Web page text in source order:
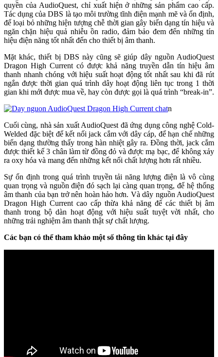
quyền của AudioQuest, chỉ xuất hiện ở những sản phẩm cao cấp.
Tác dụng của DBS là tạo môi trường tĩnh điện mạnh mẽ và ổn định,
để loại bỏ những hiện tượng chễ thời gian gây biến dạng tín hiệu và
ngăn chặn hiệu quả nhiễu ồn radio, đảm bảo đem đến những tín
hiệu điện năng tốt nhất đến cho thiết bị âm thanh.
Mặt khác, thiết bị DBS này cũng sẽ giúp dây nguồn AudioQuest
Dragon High Current có được khả năng truyền dẫn tín hiệu âm
thanh nhanh chóng với hiệu suất hoạt động tốt nhất sau khi đã rút
ngắn được thời gian quá trình dây hoạt động liên tục trong 1 thời
gian khi mới được mua về, hay còn được gọi là quá trình “break-in”.
n
Cuối cùng, nhà sản xuất AudioQuest đã ứng dụng công nghệ Cold-
Welded đặc biệt để kết nối jack cắm với dây cáp, để hạn chế những
biến dạng thường thấy trong hàn nhiệt gây ra. Đồng thời, jack cắm
được thiết kế 3 chân làm từ đồng đỏ và được mạ bạc, để không xảy
ra oxy hóa và mang đến những kết nối chất lượng hơn rất nhiều.
Sự ổn định trong quá trình truyền tải năng lượng điện là vô cùng
quan trọng và nguồn điện đó sạch lại càng quan trọng, để hệ thống
âm thanh của bạn trở nên hoàn hảo hơn. Và dây nguồn AudioQuest
Dragon High Current cao cấp thừa khả năng để các thiết bị âm
thanh trong bộ dàn hoạt động với hiệu suất tuyệt vời nhất, cho
những trải nghiệm âm thanh thật sự chất lượng.
Các bạn có thể tham khảo một số thông tin khác tại đây